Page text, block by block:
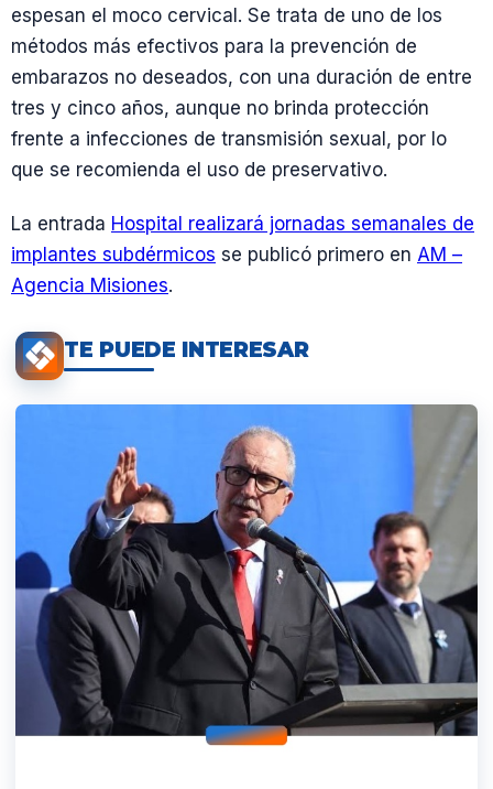
espesan el moco cervical. Se trata de uno de los
métodos más efectivos para la prevención de
embarazos no deseados, con una duración de entre
tres y cinco años, aunque no brinda protección
frente a infecciones de transmisión sexual, por lo
que se recomienda el uso de preservativo.
La entrada Hospital realizará jornadas semanales de
implantes subdérmicos se publicó primero en AM –
Agencia Misiones.
TE PUEDE INTERESAR